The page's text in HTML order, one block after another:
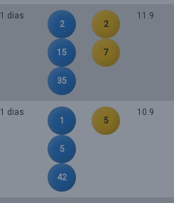
1 dias
2
15
35
2
7
11.9
1 dias
1
5
42
5
10.9